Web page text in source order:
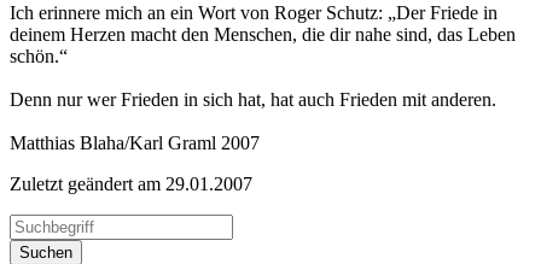
Ich erinnere mich an ein Wort von Roger Schutz: „Der Friede in
deinem Herzen macht den Menschen, die dir nahe sind, das Leben
schön.“
Denn nur wer Frieden in sich hat, hat auch Frieden mit anderen.
Matthias Blaha/Karl Graml 2007
Zuletzt geändert am 29­.01.2007
Suchen